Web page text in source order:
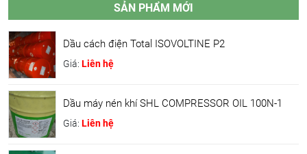
SẢN PHẨM MỚI
Dầu cách điện Total ISOVOLTINE P2
Giá: Liên hệ
Dầu máy nén khí SHL COMPRESSOR OIL 100N-1
Giá: Liên hệ